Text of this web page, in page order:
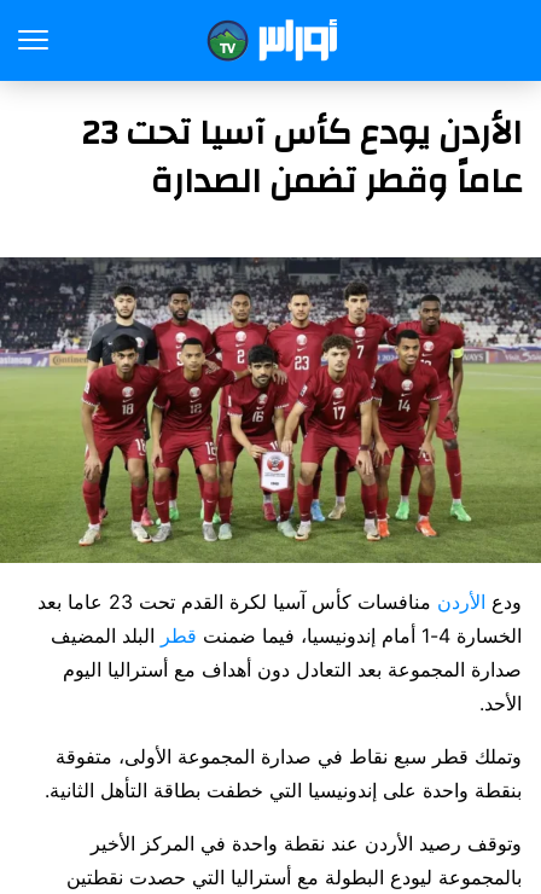
الأردن يودع كأس آسيا تحت 23
عاماً وقطر تضمن الصدارة
ودع الأردن
منافسات كأس آسيا لكرة القدم تحت 23 عاما بعد
الخسارة 4-1 أمام إندونيسيا، فيما ضمنت
قطر البلد المضيف
صدارة المجموعة بعد التعادل دون أهداف مع أستراليا اليوم
الأحد.
وتملك قطر سبع نقاط في صدارة المجموعة الأولى، متفوقة
بنقطة واحدة على إندونيسيا التي خطفت بطاقة التأهل الثانية.
وتوقف رصيد الأردن عند نقطة واحدة في المركز الأخير
بالمجموعة ليودع البطولة مع أستراليا التي حصدت نقطتين